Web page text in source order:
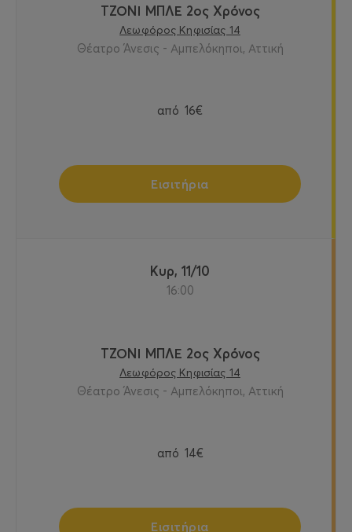
ΤΖΟΝΙ ΜΠΛΕ 2ος Χρόνος
Λεωφόρος Κηφισίας 14
Θέατρο Άνεσις - Αμπελόκηποι, Αττική
από 16€
Εισιτήρια
Κυρ, 11/10
16:00
ΤΖΟΝΙ ΜΠΛΕ 2ος Χρόνος
Λεωφόρος Κηφισίας 14
Θέατρο Άνεσις - Αμπελόκηποι, Αττική
από 14€
Εισιτήρια